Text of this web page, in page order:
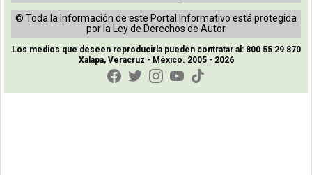
© Toda la información de este Portal Informativo está protegida
por la Ley de Derechos de Autor
Los medios que deseen reproducirla pueden contratar al: 800 55 29 870
Xalapa, Veracruz - México. 2005 - 2026